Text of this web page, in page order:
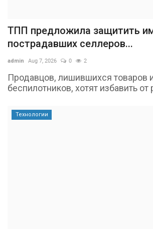
ТПП предложила защитить
пострадавших селлеров...
admin Aug 7, 2026 0 2
Продавцов, лишившихся товаров
беспилотников, хотят избавить от
Технологии